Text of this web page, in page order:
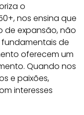
o
nos ensina que
de expansão, não
de
oferecem um
Quando nos
e paixões,
interesses